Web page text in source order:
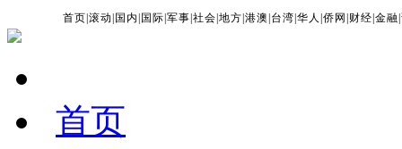
首页 |滚动 国内 国际 |军事 |社会 |地方 |港澳 台湾 |华人 |侨网 财经 |金融 |
首页